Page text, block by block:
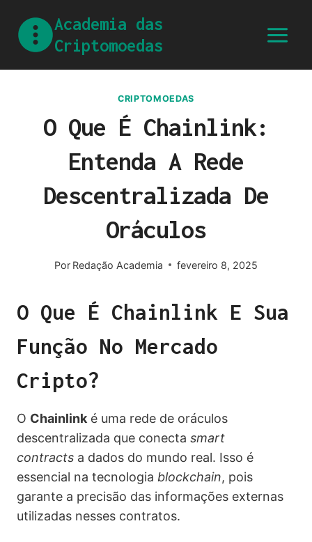
Academia das
Criptomoedas
CRIPTOMOEDAS
O Que É Chainlink:
Entenda A Rede
Descentralizada De
Oráculos
Por Redação Academia fevereiro 8, 2025
O Que É Chainlink E Sua
Função No Mercado
Cripto?
O Chainlink é uma rede de oráculos
descentralizada que conecta smart
contracts a dados do mundo real. Isso é
essencial na tecnologia blockchain, pois
garante a precisão das informações externas
utilizadas nesses contratos.